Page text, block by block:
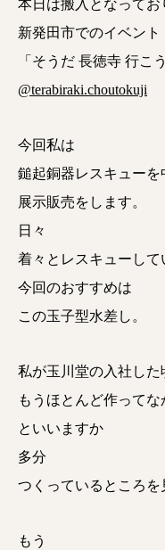
本日は搬入となってお
新発田市でのイベント
「そうだ 長徳寺 行こう
@terabiraki.choutokuji
今回私は
鎚起銅器レスキューを
展示販売をします。
日々
着々とレスキューし
今回のおすすめは
この玉子型水差し。
私が玉川堂の入社した
もうほとんど作って
といいますか
多分
つくっているところを
もう